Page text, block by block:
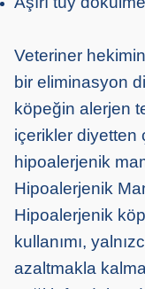
Veteriner
bir eliminasyon
köpeğin alerjen
içerikler diyetten
hipoalerjenik
Hipoalerjenik
Hipoalerjenik
kullanımı,
azaltmakla